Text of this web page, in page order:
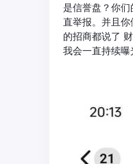
是信誉盘？你
直举报。并且
的招商都说了
我会一直持续